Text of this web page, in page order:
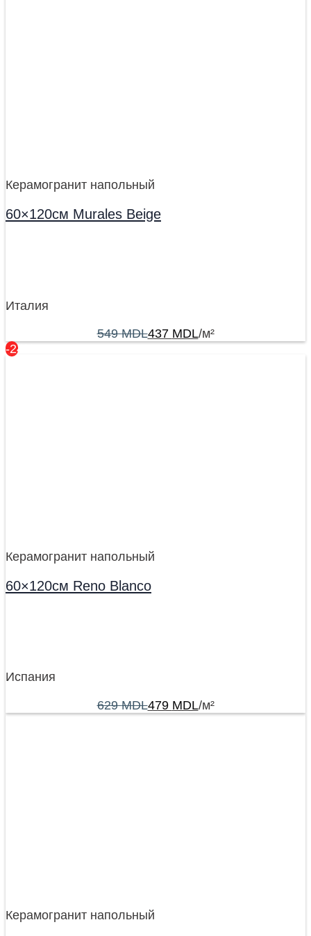
Керамогранит напольный
60×120см Murales Beige
Италия
549MDL437 MDL/м²
-24%
Керамогранит напольный
60×120см Reno Blanco
Испания
629MDL479 MDL/м²
Керамогранит напольный